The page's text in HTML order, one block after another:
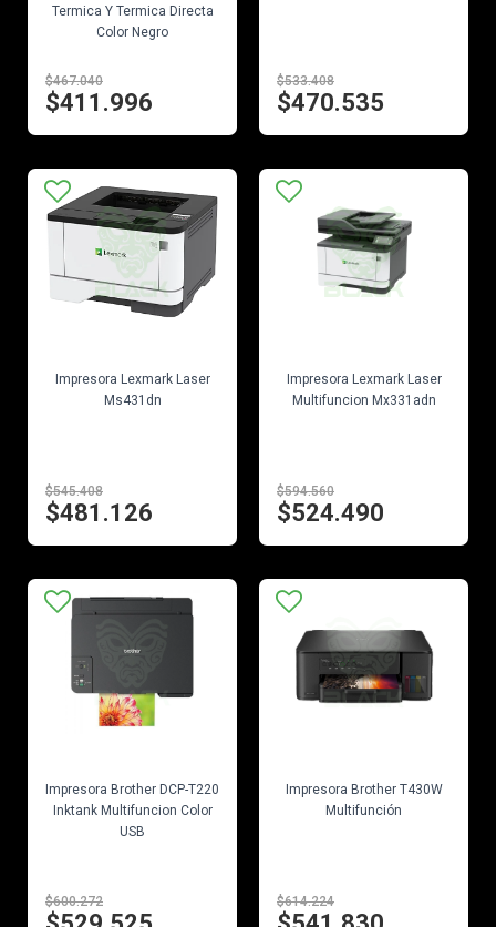
Termica Y Termica Directa
Color Negro
$467.040
$411.996
$533.408
$470.535
Impresora Lexmark Laser
Ms431dn
$545.408
$481.126
Impresora Lexmark Laser
Multifuncion Mx331adn
$594.560
$524.490
Impresora Brother DCP-T220
Inktank Multifuncion Color
USB
$600.272
Impresora Brother T430W
Multifunción
$614.224